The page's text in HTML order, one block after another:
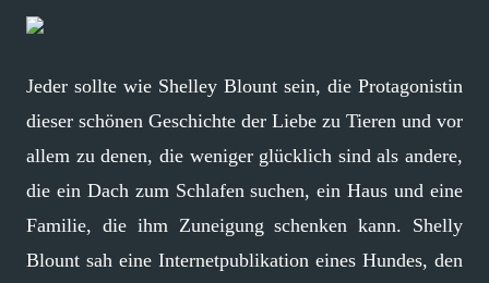
Jeder sollte wie Shelley Blount sein, die Protagonistin
dieser schönen Geschichte der Liebe zu Tieren und vor
allem zu denen, die weniger glücklich sind als andere,
die ein Dach zum Schlafen suchen, ein Haus und eine
Familie, die ihm Zuneigung schenken kann. Shelly
Blount sah eine Internetpublikation eines Hundes, den